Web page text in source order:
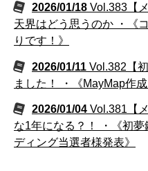
2026/01/18 Vol.383【
天界はどう思うのか ・《
りです！》
2026/01/11 Vol.382【
ました！ ・《MayMap作
2026/01/04 Vol.381【
な1年になる？！ ・《初
ディング当選者様発表》